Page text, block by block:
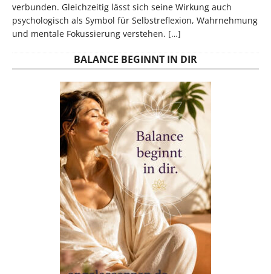
verbunden. Gleichzeitig lässt sich seine Wirkung auch
psychologisch als Symbol für Selbstreflexion, Wahrnehmung
und mentale Fokussierung verstehen. […]
BALANCE BEGINNT IN DIR